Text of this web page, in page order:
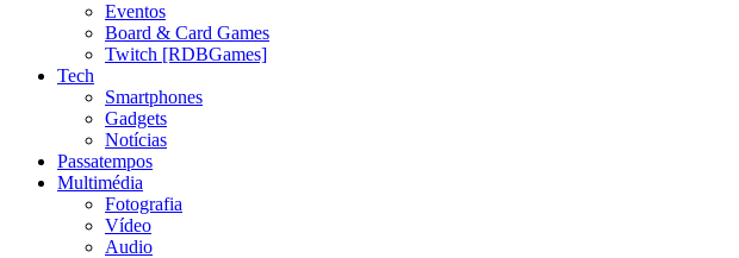
Eventos
Board & Card Games
Twitch [RDBGames]
Tech
Smartphones
Gadgets
Notícias
Passatempos
Multimédia
Fotografia
Vídeo
Audio